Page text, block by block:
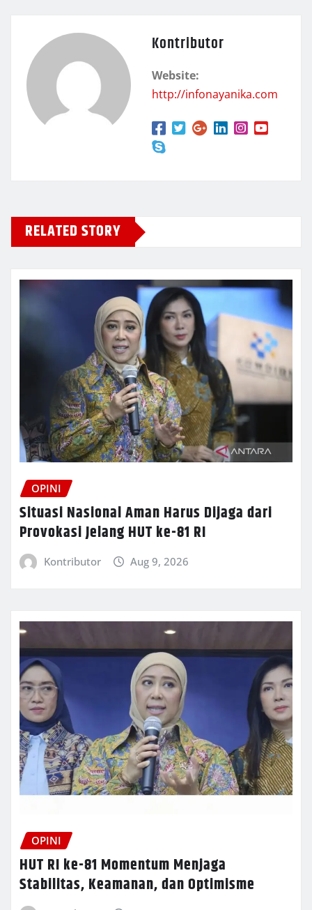
Kontributor
Website:
http://infonayanika.com
RELATED STORY
OPINI
Situasi Nasional Aman Harus Dijaga dari
Provokasi Jelang HUT ke-81 RI
Kontributor Aug 9, 2026
OPINI
HUT RI ke-81 Momentum Menjaga
Stabilitas, Keamanan, dan Optimisme